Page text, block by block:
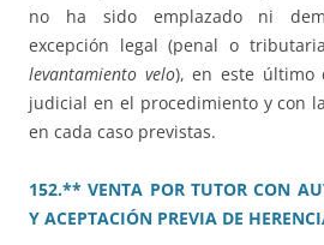
no ha sido emplazado ni
excepción legal (penal o
levantamiento velo), en este último
judicial en el procedimiento y con
en cada caso previstas.
152.** VENTA POR TUTOR CON
Y ACEPTACIÓN PREVIA DE